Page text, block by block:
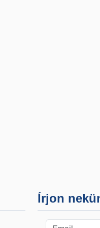
Írjon